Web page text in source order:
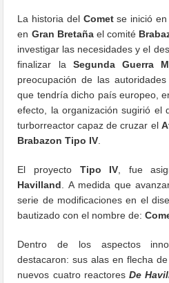
La historia del Cometse inició en
en Gran Bretañael comité
investigar las necesidades y el
finalizar la Segunda Guerra
preocupación de las
que tendría dicho país europeo,
efecto, la organización sugirió el
turborreactor capaz de cruzar el
Brabazon Tipo IV
El proyecto Tipo IV , fue
Havilland . A medida que
serie de modificaciones en el
bautizado con el nombre de:
Dentro de los aspectos
destacaron: sus alas en flecha
nuevos cuatro reactores De